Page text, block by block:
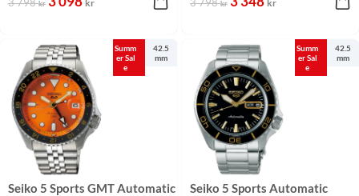
kr kr kr kr
Summ
er Sal
e
42.5
mm
Seiko 5 Sports GMT Automatic
Summ
er Sal
e
42.5
mm
Seiko 5 Sports Automatic